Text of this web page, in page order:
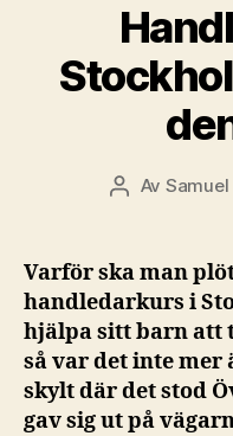
Av Samuel
Varför ska man
handledarkurs i
hjälpa sitt barn att
så var det inte mer
skylt där det stod
gav sig ut på